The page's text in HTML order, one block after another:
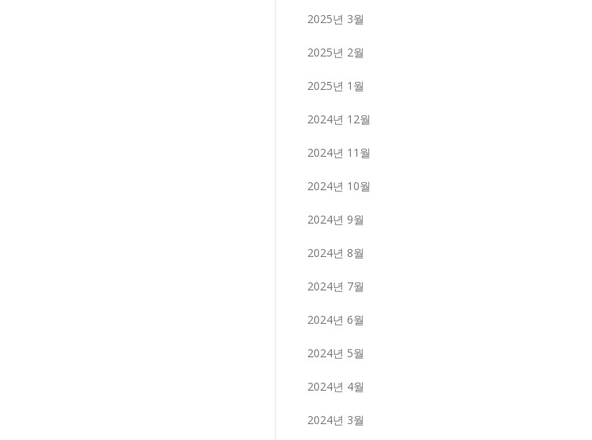
2025년 3월
2025년 2월
2025년 1월
2024년 12월
2024년 11월
2024년 10월
2024년 9월
2024년 8월
2024년 7월
2024년 6월
2024년 5월
2024년 4월
2024년 3월